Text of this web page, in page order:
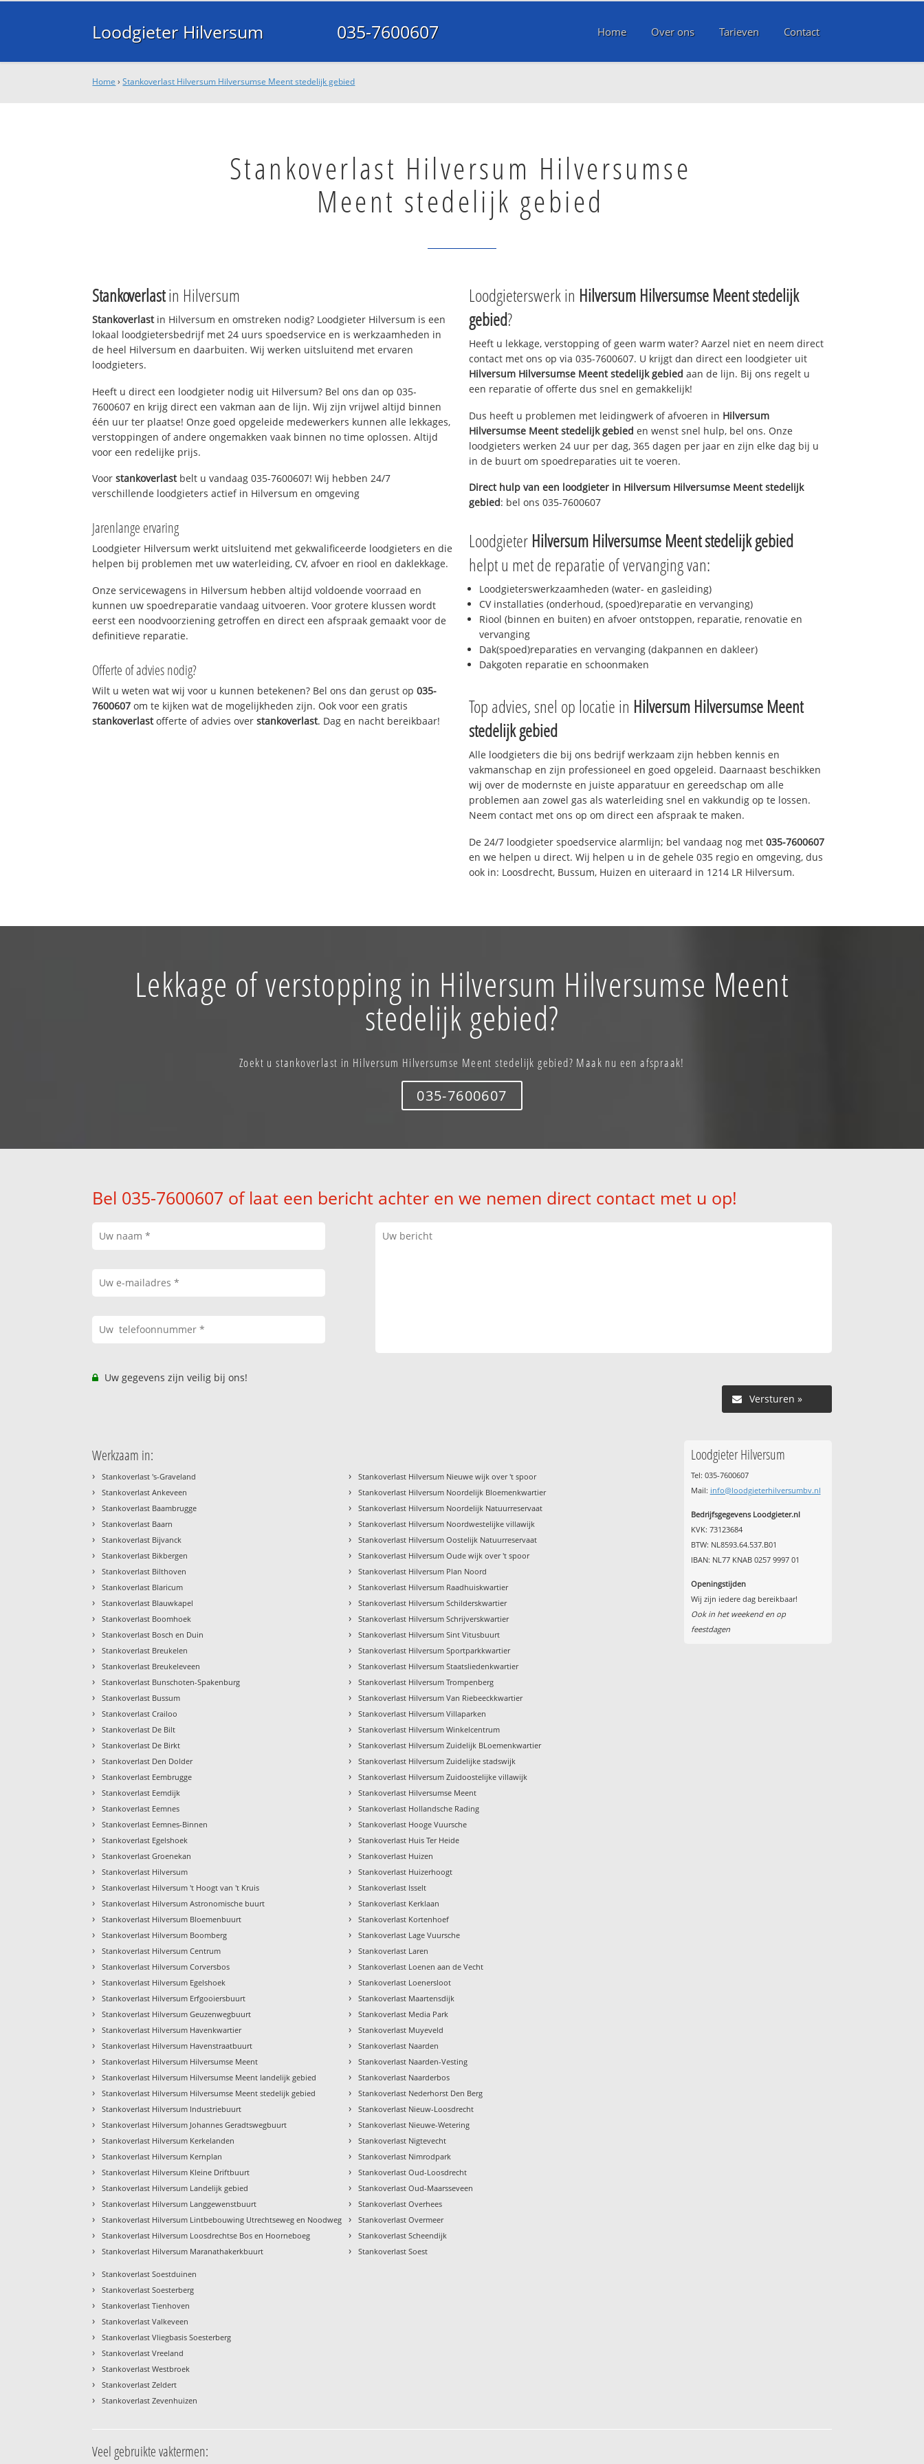
Loodgieter Hilversum 035-7600607 Home Over ons Tarieven Contact
Home ›Stankoverlast Hilversum Hilversumse Meent stedelijk gebied
Stankoverlast Hilversum Hilversumse
Meent stedelijk gebied
Stankoverlastin Hilversum
Stankoverlastin Hilversum en omstreken nodig? Loodgieter Hilversum is een
lokaal loodgietersbedrijf met 24 uurs spoedservice en is werkzaamheden in
de heel Hilversum en daarbuiten. Wij werken uitsluitend met ervaren
loodgieters.
Heeft u direct een loodgieter nodig uit Hilversum? Bel ons dan op 035-
7600607 en krijg direct een vakman aan de lijn. Wij zijn vrijwel altijd binnen
één uur ter plaatse! Onze goed opgeleide medewerkers kunnen alle lekkages,
verstoppingen of andere ongemakken vaak binnen no time oplossen. Altijd
voor een redelijke prijs.
Voorstankoverlastbelt u vandaag 035-7600607! Wij hebben 24/7
verschillende loodgieters actief in Hilversum en omgeving
Jarenlange ervaring
Loodgieter Hilversum werkt uitsluitend met gekwalificeerde loodgieters en die
helpen bij problemen met uw waterleiding, CV, afvoer en riool en daklekkage.
Onze servicewagens in Hilversum hebben altijd voldoende voorraad en
kunnen uw spoedreparatie vandaag uitvoeren. Voor grotere klussen wordt
eerst een noodvoorziening getroffen en direct een afspraak gemaakt voor de
definitieve reparatie.
Offerte of advies nodig?
Wilt u weten wat wij voor u kunnen betekenen? Bel ons dan gerust op035-
7600607 om te kijken wat de mogelijkheden zijn. Ook voor een gratis
stankoverlastofferte of advies overstankoverlast. Dag en nacht bereikbaar!
Loodgieterswerk in Hilversum Hilversumse Meent stedelijk
gebied?
Heeft u lekkage, verstopping of geen warm water? Aarzel niet en neem direct
contact met ons op via 035-7600607. U krijgt dan direct een loodgieter uit
Hilversum Hilversumse Meent stedelijk gebied aan de lijn. Bij ons regelt u
een reparatie of offerte dus snel en gemakkelijk!
Dus heeft u problemen met leidingwerk of afvoeren in Hilversum
Hilversumse Meent stedelijk gebied en wenst snel hulp, bel ons. Onze
loodgieters werken 24 uur per dag, 365 dagen per jaar en zijn elke dag bij u
in de buurt om spoedreparaties uit te voeren.
Direct hulp van een loodgieter in Hilversum Hilversumse Meent stedelijk
gebied: bel ons 035-7600607
Loodgieter Hilversum Hilversumse Meent stedelijk gebied
helpt u met de reparatie of vervanging van:
Loodgieterswerkzaamheden (water- en gasleiding)
CV installaties (onderhoud, (spoed)reparatie en vervanging)
Riool (binnen en buiten) en afvoer ontstoppen, reparatie, renovatie en
vervanging
Dak(spoed)reparaties en vervanging (dakpannen en dakleer)
Dakgoten reparatie en schoonmaken
Top advies, snel op locatie in Hilversum Hilversumse Meent
stedelijk gebied
Alle loodgieters die bij ons bedrijf werkzaam zijn hebben kennis en
vakmanschap en zijn professioneel en goed opgeleid. Daarnaast beschikken
wij over de modernste en juiste apparatuur en gereedschap om alle
problemen aan zowel gas als waterleiding snel en vakkundig op te lossen.
Neem contact met ons op om direct een afspraak te maken.
De 24/7 loodgieter spoedservice alarmlijn; bel vandaag nog met 035-7600607
en we helpen u direct. Wij helpen u in de gehele 035 regio en omgeving, dus
ook in: Loosdrecht, Bussum, Huizen en uiteraard in 1214 LR Hilversum.
Lekkage of verstopping in Hilversum Hilversumse Meent
stedelijk gebied?
Zoekt u stankoverlast in Hilversum Hilversumse Meent stedelijk gebied? Maak nu een afspraak!
035-7600607
Bel 035-7600607 of laat een bericht achter en we nemen direct contact met u op!
Uw gegevens zijn veilig bij ons!
Versturen »
Werkzaam in:
› Stankoverlast 's-Graveland
› Stankoverlast Ankeveen
› Stankoverlast Baambrugge
› Stankoverlast Baarn
› Stankoverlast Bijvanck
› Stankoverlast Bikbergen
› Stankoverlast Bilthoven
› Stankoverlast Blaricum
› Stankoverlast Blauwkapel
› Stankoverlast Boomhoek
› Stankoverlast Bosch en Duin
› Stankoverlast Breukelen
› Stankoverlast Breukeleveen
› Stankoverlast Bunschoten-Spakenburg
› Stankoverlast Bussum
› Stankoverlast Crailoo
› Stankoverlast De Bilt
› Stankoverlast De Birkt
› Stankoverlast Den Dolder
› Stankoverlast Eembrugge
› Stankoverlast Eemdijk
› Stankoverlast Eemnes
› Stankoverlast Eemnes-Binnen
› Stankoverlast Egelshoek
› Stankoverlast Groenekan
› Stankoverlast Hilversum
› Stankoverlast Hilversum 't Hoogt van 't Kruis
› Stankoverlast Hilversum Astronomische buurt
› Stankoverlast Hilversum Bloemenbuurt
› Stankoverlast Hilversum Boomberg
› Stankoverlast Hilversum Centrum
› Stankoverlast Hilversum Corversbos
› Stankoverlast Hilversum Egelshoek
› Stankoverlast Hilversum Erfgooiersbuurt
› Stankoverlast Hilversum Geuzenwegbuurt
› Stankoverlast Hilversum Havenkwartier
› Stankoverlast Hilversum Havenstraatbuurt
› Stankoverlast Hilversum Hilversumse Meent
› Stankoverlast Hilversum Hilversumse Meent landelijk gebied
› Stankoverlast Hilversum Hilversumse Meent stedelijk gebied
› Stankoverlast Hilversum Industriebuurt
› Stankoverlast Hilversum Johannes Geradtswegbuurt
› Stankoverlast Hilversum Kerkelanden
› Stankoverlast Hilversum Kernplan
› Stankoverlast Hilversum Kleine Driftbuurt
› Stankoverlast Hilversum Landelijk gebied
› Stankoverlast Hilversum Langgewenstbuurt
› Stankoverlast Hilversum Lintbebouwing Utrechtseweg en Noodweg
› Stankoverlast Hilversum Loosdrechtse Bos en Hoorneboeg
› Stankoverlast Hilversum Maranathakerkbuurt
› Stankoverlast Hilversum Nieuwe wijk over 't spoor
› Stankoverlast Hilversum Noordelijk Bloemenkwartier
› Stankoverlast Hilversum Noordelijk Natuurreservaat
› Stankoverlast Hilversum Noordwestelijke villawijk
› Stankoverlast Hilversum Oostelijk Natuurreservaat
› Stankoverlast Hilversum Oude wijk over 't spoor
› Stankoverlast Hilversum Plan Noord
› Stankoverlast Hilversum Raadhuiskwartier
› Stankoverlast Hilversum Schilderskwartier
› Stankoverlast Hilversum Schrijverskwartier
› Stankoverlast Hilversum Sint Vitusbuurt
› Stankoverlast Hilversum Sportparkkwartier
› Stankoverlast Hilversum Staatsliedenkwartier
› Stankoverlast Hilversum Trompenberg
› Stankoverlast Hilversum Van Riebeeckkwartier
› Stankoverlast Hilversum Villaparken
› Stankoverlast Hilversum Winkelcentrum
› Stankoverlast Hilversum Zuidelijk BLoemenkwartier
› Stankoverlast Hilversum Zuidelijke stadswijk
› Stankoverlast Hilversum Zuidoostelijke villawijk
› Stankoverlast Hilversumse Meent
› Stankoverlast Hollandsche Rading
› Stankoverlast Hooge Vuursche
› Stankoverlast Huis Ter Heide
› Stankoverlast Huizen
› Stankoverlast Huizerhoogt
› Stankoverlast Isselt
› Stankoverlast Kerklaan
› Stankoverlast Kortenhoef
› Stankoverlast Lage Vuursche
› Stankoverlast Laren
› Stankoverlast Loenen aan de Vecht
› Stankoverlast Loenersloot
› Stankoverlast Maartensdijk
› Stankoverlast Media Park
› Stankoverlast Muyeveld
› Stankoverlast Naarden
› Stankoverlast Naarden-Vesting
› Stankoverlast Naarderbos
› Stankoverlast Nederhorst Den Berg
› Stankoverlast Nieuw-Loosdrecht
› Stankoverlast Nieuwe-Wetering
› Stankoverlast Nigtevecht
› Stankoverlast Nimrodpark
› Stankoverlast Oud-Loosdrecht
› Stankoverlast Oud-Maarsseveen
› Stankoverlast Overhees
› Stankoverlast Overmeer
› Stankoverlast Scheendijk
› Stankoverlast Soest
› Stankoverlast Soestduinen
› Stankoverlast Soesterberg
› Stankoverlast Tienhoven
› Stankoverlast Valkeveen
› Stankoverlast Vliegbasis Soesterberg
› Stankoverlast Vreeland
› Stankoverlast Westbroek
› Stankoverlast Zeldert
› Stankoverlast Zevenhuizen
Loodgieter Hilversum
Tel: 035-7600607
Mail: info@loodgieterhilversumbv.nl
Bedrijfsgegevens Loodgieter.nl
KVK: 73123684
BTW: NL8593.64.537.B01
IBAN: NL77 KNAB 0257 9997 01
Openingstijden
Wij zijn iedere dag bereikbaar!
Ook in het weekend en op
feestdagen
Veel gebruikte vaktermen: